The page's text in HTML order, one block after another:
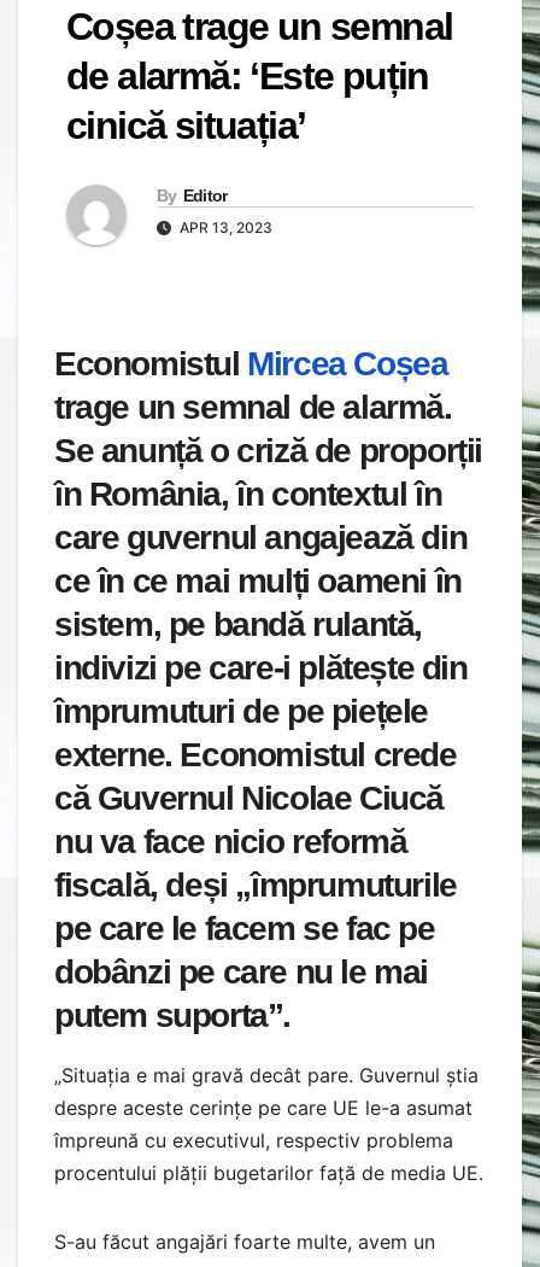
Coșea trage un semnal
de alarmă: ‘Este puțin
cinică situația’
By Editor
APR 13, 2023
Economistul Mircea Coșea
trage un semnal de alarmă.
Se anunță o criză de proporții
în România, în contextul în
care guvernul angajează din
ce în ce mai mulți oameni în
sistem, pe bandă rulantă,
indivizi pe care-i plătește din
împrumuturi de pe piețele
externe. Economistul crede
că Guvernul Nicolae Ciucă
nu va face nicio reformă
fiscală, deși „împrumuturile
pe care le facem se fac pe
dobânzi pe care nu le mai
putem suporta”.
„Situația e mai gravă decât pare. Guvernul știa
despre aceste cerințe pe care UE le-a asumat
împreună cu executivul, respectiv problema
procentului plății bugetarilor față de media UE.
S-au făcut angajări foarte multe, avem un